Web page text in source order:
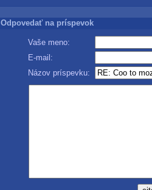
Odpovedať na príspevok
Vaše meno:
E-mail:
Názov príspevku: